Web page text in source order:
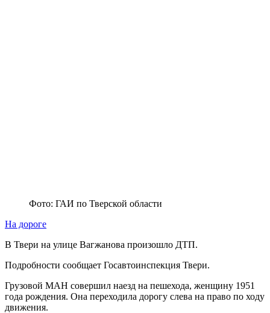
Фото: ГАИ по Тверской области
На дороге
В Твери на улице Вагжанова произошло ДТП.
Подробности сообщает Госавтоинспекция Твери.
Грузовой МАН совершил наезд на пешехода, женщину 1951
года рождения. Она переходила дорогу слева на право по ходу
движения.